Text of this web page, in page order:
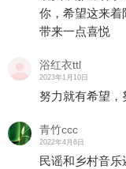
你，希望这来
带来一点喜悦
浴红衣ttl
2023年1月10日
努力就有希望，
青竹ccc
2022年4月6日
民谣和乡村音乐